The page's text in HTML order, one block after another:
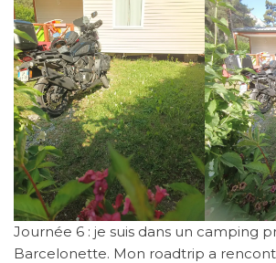
Journée 6 : je suis dans un camping
Barcelonette. Mon roadtrip a